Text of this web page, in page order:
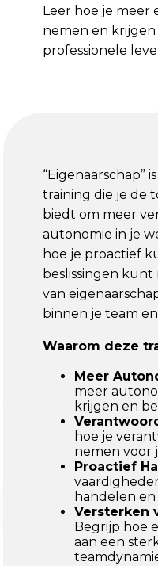
Leer hoe je meer
nemen en
professionele
“Eigenaarschap”
training die je de
biedt om meer
autonomie in je
hoe je proactief
beslissingen kunt
van
binnen je team
Waarom deze
Meer
meer
krijgen en
hoe je
nemen voor
Proactief
handelen
Versterken
Begrijp hoe
aan een